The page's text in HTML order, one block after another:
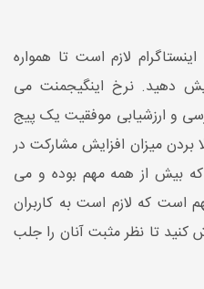
لازم است تا همواره
دهید. نرخ اینگیجمنت می
و ارزشیابی موفقیت یک پیج
بردن میزان افزایش مشارکت در
بیش از همه مهم بوده و می
است که لازم است به کاربران
کنید تا نظر مثبت آنان را جلب